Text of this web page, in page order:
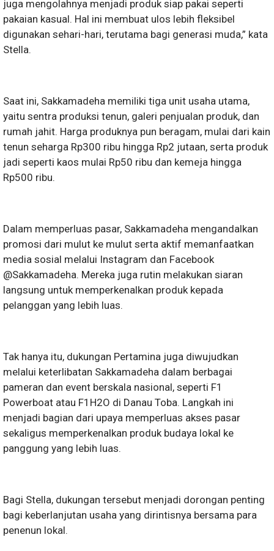
juga mengolahnya menjadi produk siap pakai seperti
pakaian kasual. Hal ini membuat ulos lebih fleksibel
digunakan sehari-hari, terutama bagi generasi muda,” kata
Stella.
Saat ini, Sakkamadeha memiliki tiga unit usaha utama,
yaitu sentra produksi tenun, galeri penjualan produk, dan
rumah jahit. Harga produknya pun beragam, mulai dari kain
tenun seharga Rp300 ribu hingga Rp2 jutaan, serta produk
jadi seperti kaos mulai Rp50 ribu dan kemeja hingga
Rp500 ribu.
Dalam memperluas pasar, Sakkamadeha mengandalkan
promosi dari mulut ke mulut serta aktif memanfaatkan
media sosial melalui Instagram dan Facebook
@Sakkamadeha. Mereka juga rutin melakukan siaran
langsung untuk memperkenalkan produk kepada
pelanggan yang lebih luas.
Tak hanya itu, dukungan Pertamina juga diwujudkan
melalui keterlibatan Sakkamadeha dalam berbagai
pameran dan event berskala nasional, seperti F1
Powerboat atau F1H2O di Danau Toba. Langkah ini
menjadi bagian dari upaya memperluas akses pasar
sekaligus memperkenalkan produk budaya lokal ke
panggung yang lebih luas.
Bagi Stella, dukungan tersebut menjadi dorongan penting
bagi keberlanjutan usaha yang dirintisnya bersama para
penenun lokal.